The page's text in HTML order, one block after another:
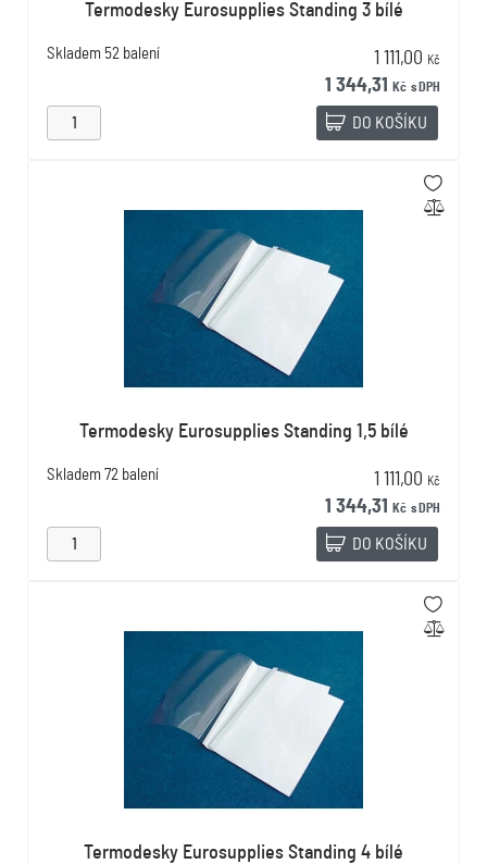
Termodesky Eurosupplies Standing 3 bílé
Skladem 52 balení 1 111,00 Kč
1 344,31 Kč s DPH
DO KOŠÍKU
Termodesky Eurosupplies Standing 1,5 bílé
Skladem 72 balení 1 111,00 Kč
1 344,31 Kč s DPH
DO KOŠÍKU
Termodesky Eurosupplies Standing 4 bílé